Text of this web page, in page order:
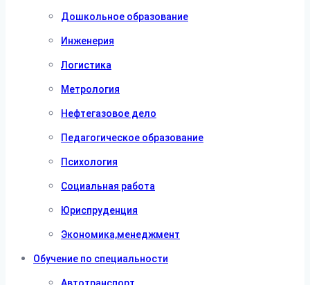
Дошкольное образование
Инженерия
Логистика
Метрология
Нефтегазовое дело
Педагогическое образование
Психология
Социальная работа
Юриспруденция
Экономика,менеджмент
Обучение по специальности